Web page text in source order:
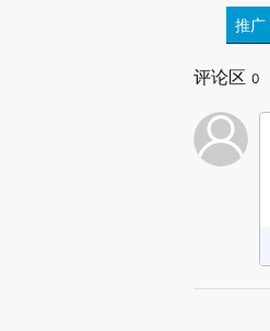
推广
评论区 0